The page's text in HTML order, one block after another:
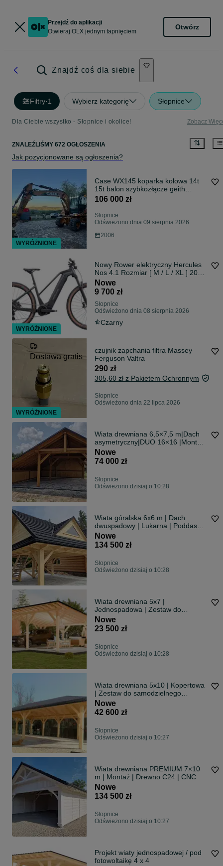
Przejdź do aplikacji
Otwieraj OLX jednym tapnięciem
Otwórz
Znajdź coś dla siebie
Filtry·1 Wybierz kategorię Słopnice
Dla Ciebie wszystko - Słopnice i okolice! Zobacz
ZNALEŹLIŚMY 672 OGŁOSZENIA
Jak pozycjonowane są ogłoszenia?
Case WX145 koparka kołowa 14t
15t balon szybkozłącze geith
czerpak
106 000 zł
Słopnice
Odświeżono dnia 09 sierpnia 2026
2006
Nowy Rower elektryczny Hercules
Nos 4.1 Rozmiar [ M / L / XL ] 2025
EBIKE EMTB Hardtail 120NM
800WH Bosch CX5 Cube Focus
Nowe
9 700 zł
Słopnice
Odświeżono dnia 08 sierpnia 2026
Czarny
Dostawa gratis
czujnik zapchania filtra Massey
Ferguson Valtra
290 zł
305,60 zł z Pakietem Ochronnym
Słopnice
Odświeżono dnia 22 lipca 2026
Wiata drewniana 6,5×7,5 m|Dach
asymetryczny|DUO 16×16 |Montaż
Premium
Nowe
74 000 zł
Słopnice
Odświeżono dzisiaj o 10:28
Wiata góralska 6x6 m | Dach
dwuspadowy | Lukarna | Poddasze
użytkowe
Nowe
134 500 zł
Słopnice
Odświeżono dzisiaj o 10:28
Wiata drewniana 5x7 |
Jednospadowa | Zestaw do
samodzielnego montażu
Nowe
23 500 zł
Słopnice
Odświeżono dzisiaj o 10:28
Wiata drewniana 5x10 | Kopertowa
| Zestaw do samodzielnego
montażu
Nowe
42 600 zł
Słopnice
Odświeżono dzisiaj o 10:27
Wiata drewniana PREMIUM 7×10
m | Montaż | Drewno C24 | CNC
Nowe
134 500 zł
Słopnice
Odświeżono dzisiaj o 10:27
Projekt wiaty jednospadowej / pod
fotowoltaikę 4 x 4
WYRÓŻNIONE
WYRÓŻNIONE
WYRÓŻNIONE